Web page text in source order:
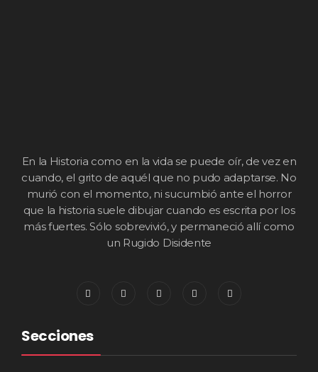
En la Historia como en la vida se puede oír, de vez en
cuando, el grito de aquél que no pudo adaptarse. No
murió con el momento, ni sucumbió ante el horror
que la historia suele dibujar cuando es escrita por los
más fuertes. Sólo sobrevivió, y permaneció allí como
un Rugido Disidente
Secciones